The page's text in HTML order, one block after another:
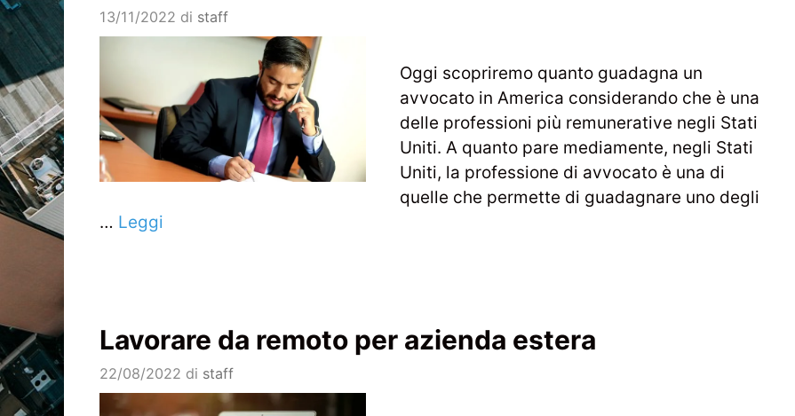
13/11/2022 di staff
Oggi scopriremo quanto guadagna un
avvocato in America considerando che è una
delle professioni più remunerative negli Stati
Uniti. A quanto pare mediamente, negli Stati
Uniti, la professione di avvocato è una di
quelle che permette di guadagnare uno degli
… Leggi
Lavorare da remoto per azienda estera
22/08/2022 di staff